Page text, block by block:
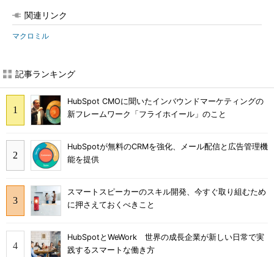
関連リンク
マクロミル
記事ランキング
HubSpot CMOに聞いたインバウンドマーケティングの
新フレームワーク「フライホイール」のこと
HubSpotが無料のCRMを強化、メール配信と広告管理機
能を提供
スマートスピーカーのスキル開発、今すぐ取り組むため
に押さえておくべきこと
HubSpotとWeWork 世界の成長企業が新しい日常で実
践するスマートな働き方